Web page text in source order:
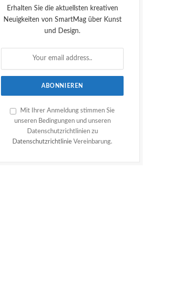
Erhalten Sie die aktuellsten kreativen
Neuigkeiten von SmartMag über Kunst
und Design.
Mit Ihrer Anmeldung stimmen Sie
unseren Bedingungen und unseren
Datenschutzrichtlinien zu
Datenschutzrichtlinie Vereinbarung.